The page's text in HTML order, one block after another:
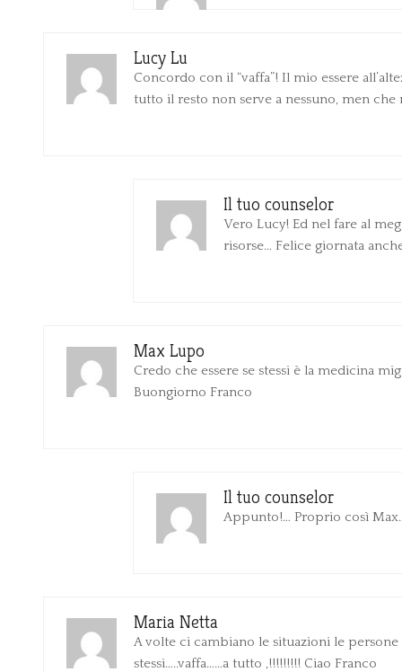
Lucy Lu
Concordo con il “vaffa”! Il mio essere
tutto il resto non serve a nessuno, men
Il tuo counselor
Vero Lucy! Ed nel fare al
risorse… Felice giornata
Max Lupo
Credo che essere se stessi è la medicina
Buongiorno Franco
Il tuo counselor
Appunto!… Proprio così
Maria Netta
A volte ci cambiano le situazioni le
stessi…..vaffa……a tutto ,!!!!!!!!! Ciao Franco